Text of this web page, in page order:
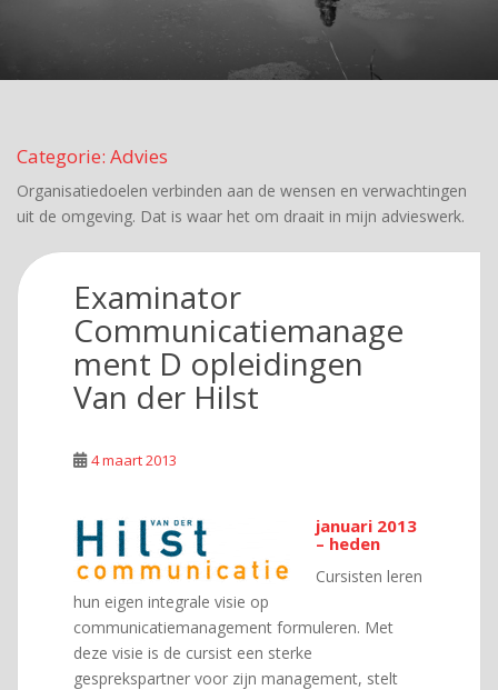
Categorie: Advies
Organisatiedoelen verbinden aan de wensen en verwachtingen
uit de omgeving. Dat is waar het om draait in mijn advieswerk.
Examinator
Communicatiemanage
ment D opleidingen
Van der Hilst
4 maart 2013
januari 2013
– heden
Cursisten leren
hun eigen integrale visie op
communicatiemanagement formuleren. Met
deze visie is de cursist een sterke
gesprekspartner voor zijn management, stelt